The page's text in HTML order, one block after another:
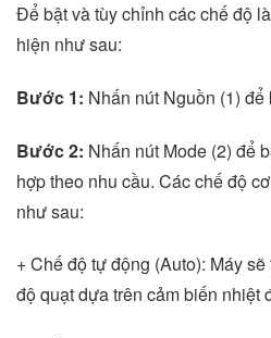
Để bật và tùy chỉnh các chế độ
hiện như sau:
Bước 1: Nhấn nút Nguồn (1)
Bước 2: Nhấn nút Mode (2) để
hợp theo nhu cầu. Các chế độ
như sau:
+ Chế độ tự động (Auto): Máy
độ quạt dựa trên cảm biến nhiệt